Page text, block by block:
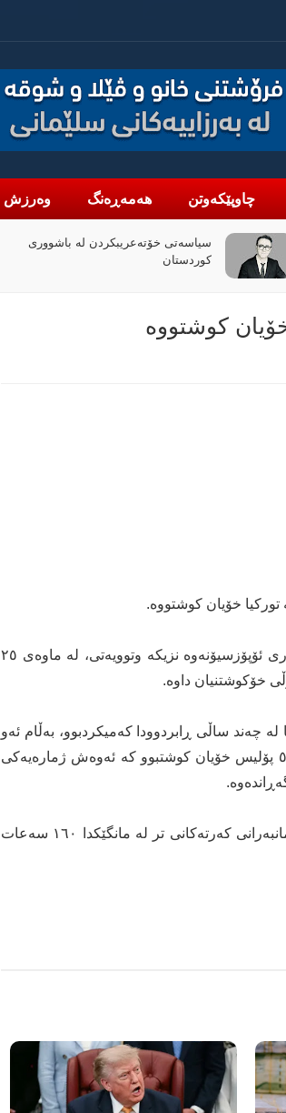
چاوپێکەوتن هەمەڕەنگ وەرزش
چۆن فیلمی (ئۆدیسە)ی کریستۆفەر نۆلان
بووبە ڕووداوێکی جیهانی؟
"فاروق سیزەر" سەرۆکی سەندیکای پۆلیسی تورکیا کە لە پارتی گەلی کۆماری ئۆپۆزسیۆنەوە نزیکە وتوویەتی، لە ماوەی ٢٥
چەند ساڵی ڕابردوودا کەمیکردبوو، بەڵام ئەو
ئامارەی ئەمساڵ بەرزە و نزیکە لە ئامارەکەی ساڵی ٢٠١٣ کە لەو ساڵەدا ٥٧ پۆلیس خۆیان کوشتبوو کە ئەوەش ژمارەیەکی
لە تورکیا ھێزەکانی پۆلیس مانگانە ٤٠٠ سەعات کار دەکەن، لە کاتێکدا فەرمانبەرانی کەرتەکانی تر لە مانگێکدا ١٦٠ سەعات